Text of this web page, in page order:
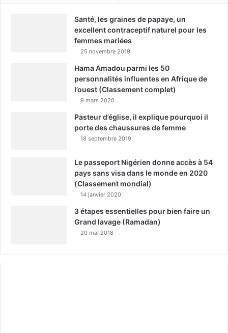
Santé, les graines de papaye, un
excellent contraceptif naturel pour les
femmes mariées
25 novembre 2019
Hama Amadou parmi les 50
personnalités influentes en Afrique de
l’ouest (Classement complet)
9 mars 2020
Pasteur d’église, il explique pourquoi il
porte des chaussures de femme
18 septembre 2019
Le passeport Nigérien donne accès à 54
pays sans visa dans le monde en 2020
(Classement mondial)
14 janvier 2020
3 étapes essentielles pour bien faire un
Grand lavage (Ramadan)
20 mai 2018